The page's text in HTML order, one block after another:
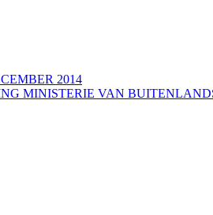
2014
MINISTERIE VAN